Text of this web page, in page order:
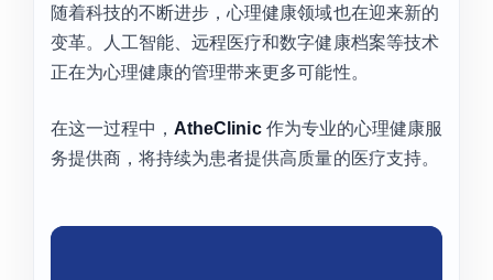
随着科技的不断进步，心理健康领域也在迎来新的
变革。人工智能、远程医疗和数字健康档案等技术
正在为心理健康的管理带来更多可能性。
在这一过程中，AtheClinic作为专业的心理健康服
务提供商，将持续为患者提供高质量的医疗支持。